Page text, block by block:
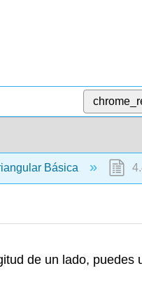
Básica
de un lado, puedes